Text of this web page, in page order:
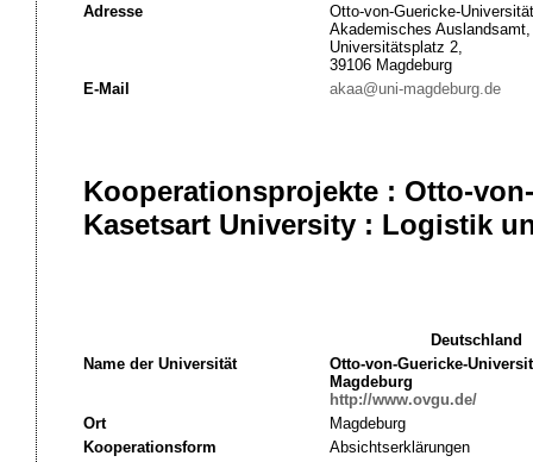
Adresse
Otto-von-Guericke-
Akademisches Auslandsamt,
Universitätsplatz 2,
39106 Magdeburg
E-Mail
akaa@uni-magdeburg.de
Kooperationsprojekte : Otto-
Kasetsart University : Logistik
Deutschland
Name der Universität
Otto-von-Guericke-
Magdeburg
http://www.ovgu.de/
Ort
Magdeburg
Kooperationsform
Absichtserklärungen